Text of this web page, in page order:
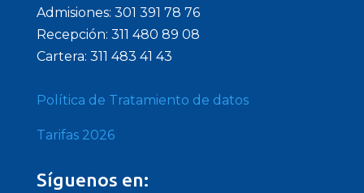
Admisiones: 301 391 78 76
Recepción: 311 480 89 08
Cartera: 311 483 41 43
Política de Tratamiento de datos
Tarifas 2026
Síguenos en: